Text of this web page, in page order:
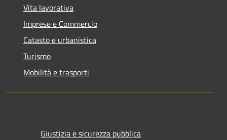
Vita lavorativa
Imprese e Commercio
Catasto e urbanistica
Turismo
Mobilità e trasporti
Giustizia e sicurezza pubblica